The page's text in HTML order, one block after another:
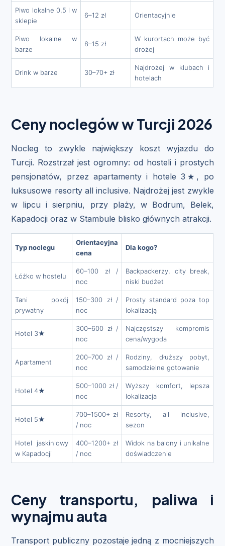
Piwo lokalne 0,5 l w
sklepie
6–12 zł Orientacyjnie
Piwo lokalne w
barze
8–15 zł
W kurortach może być
drożej
Drink w barze 30–70+ zł
Najdrożej w klubach i
hotelach
Ceny noclegów w Turcji 2026
Nocleg to zwykle największy koszt wyjazdu do
Turcji. Rozstrzał jest ogromny: od hosteli i prostych
pensjonatów, przez apartamenty i hotele 3★, po
luksusowe resorty all inclusive. Najdrożej jest zwykle
w lipcu i sierpniu, przy plaży, w Bodrum, Belek,
Kapadocji oraz w Stambule blisko głównych atrakcji.
Typ noclegu
Orientacyjna
cena
Dla kogo?
Łóżko w hostelu
60–100 zł /
noc
Backpackerzy, city break,
niski budżet
Tani pokój
prywatny
150–300 zł /
noc
Prosty standard poza top
lokalizacją
Hotel 3★
300–600 zł /
noc
Najczęstszy kompromis
cena/wygoda
Apartament
200–700 zł /
noc
Rodziny, dłuższy pobyt,
samodzielne gotowanie
Hotel 4★
500–1000 zł /
noc
Wyższy komfort, lepsza
lokalizacja
Hotel 5★
700–1500+ zł
/ noc
Resorty, all inclusive,
sezon
Hotel jaskiniowy
w Kapadocji
400–1200+ zł
/ noc
Widok na balony i unikalne
doświadczenie
Ceny transportu, paliwa i
wynajmu auta
Transport publiczny pozostaje jedną z mocniejszych